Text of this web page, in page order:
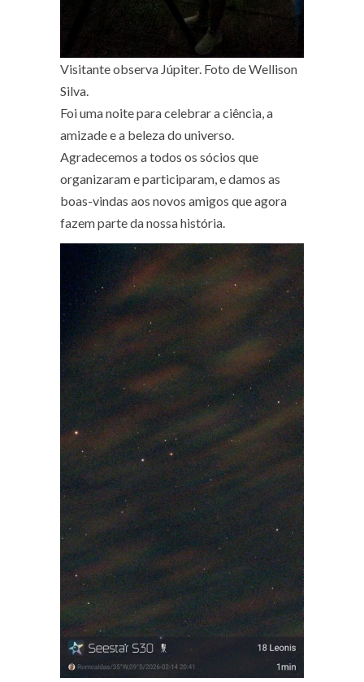
Visitante observa Júpiter. Foto de Wellison
Silva.
Foi uma noite para celebrar a ciência, a
amizade e a beleza do universo.
Agradecemos a todos os sócios que
organizaram e participaram, e damos as
boas-vindas aos novos amigos que agora
fazem parte da nossa história.